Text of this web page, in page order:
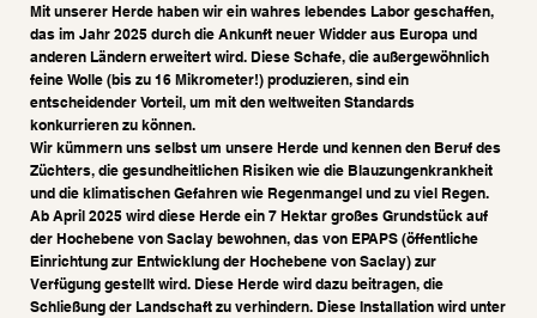
Mit unserer Herde haben wir ein wahres lebendes Labor geschaffen,
das im Jahr 2025 durch die Ankunft neuer Widder aus Europa und
anderen Ländern erweitert wird. Diese Schafe, die außergewöhnlich
feine Wolle (bis zu 16 Mikrometer!) produzieren, sind ein
entscheidender Vorteil, um mit den weltweiten Standards
konkurrieren zu können.
Wir kümmern uns selbst um unsere Herde und kennen den Beruf des
Züchters, die gesundheitlichen Risiken wie die Blauzungenkrankheit
und die klimatischen Gefahren wie Regenmangel und zu viel Regen.
Ab April 2025 wird diese Herde ein 7 Hektar großes Grundstück auf
der Hochebene von Saclay bewohnen, das von EPAPS (öffentliche
Einrichtung zur Entwicklung der Hochebene von Saclay) zur
Verfügung gestellt wird. Diese Herde wird dazu beitragen, die
Schließung der Landschaft zu verhindern. Diese Installation wird unter